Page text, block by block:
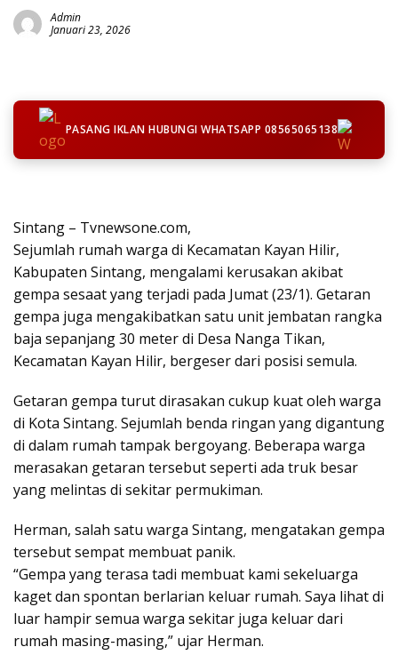
Admin
Januari 23, 2026
PASANG IKLAN HUBUNGI WHATSAPP 08565065138
Sintang – Tvnewsone.com,
Sejumlah rumah warga di Kecamatan Kayan Hilir,
Kabupaten Sintang, mengalami kerusakan akibat
gempa sesaat yang terjadi pada Jumat (23/1). Getaran
gempa juga mengakibatkan satu unit jembatan rangka
baja sepanjang 30 meter di Desa Nanga Tikan,
Kecamatan Kayan Hilir, bergeser dari posisi semula.
Getaran gempa turut dirasakan cukup kuat oleh warga
di Kota Sintang. Sejumlah benda ringan yang digantung
di dalam rumah tampak bergoyang. Beberapa warga
merasakan getaran tersebut seperti ada truk besar
yang melintas di sekitar permukiman.
Herman, salah satu warga Sintang, mengatakan gempa
tersebut sempat membuat panik.
“Gempa yang terasa tadi membuat kami sekeluarga
kaget dan spontan berlarian keluar rumah. Saya lihat di
luar hampir semua warga sekitar juga keluar dari
rumah masing-masing,” ujar Herman.